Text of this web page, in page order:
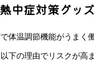
中症対策グッ
体温調節機能がうまく
下の理由でリスクが高